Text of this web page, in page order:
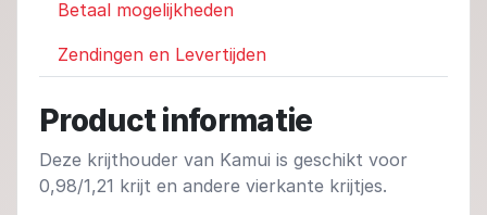
Betaal mogelijkheden
Zendingen en Levertijden
Product informatie
Deze krijthouder van Kamui is geschikt voor
0,98/1,21 krijt en andere vierkante krijtjes.